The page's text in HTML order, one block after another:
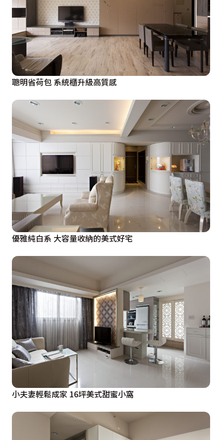
聰明省荷包 系統櫃升級高質感
優雅純白系 大容量收納的美式好宅
小夫妻輕鬆成家 16坪美式甜蜜小窩